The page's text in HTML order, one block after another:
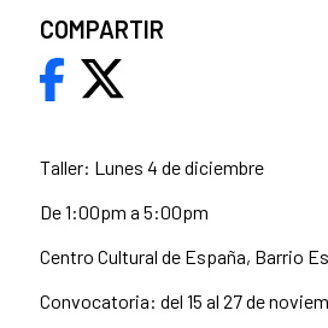
Taller: Lunes 4 de diciembre
De 1:00pm a 5:00pm
Centro Cultural de España, Barrio
Convocatoria: del 15 al 27 de
COMPARTIR